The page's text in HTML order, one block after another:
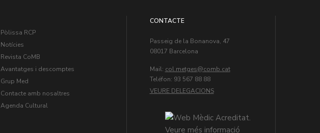
Pòlissa RCP
Notícies
Revista CoMB
Avantatges i descomptes
Grup Med
Contacte amb nosaltres
Agenda Cultural
CONTACTE
Passeig de la Bonanova, 47
08017 Barcelona
Mail: col.metges
Teléfon: 93 567 88 88
VEURE DELEGACIONS